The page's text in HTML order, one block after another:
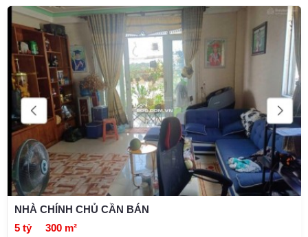
NHÀ CHÍNH CHỦ CẦN BÁN
5 tỷ
300 m²